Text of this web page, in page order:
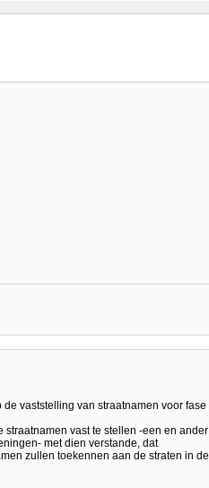
vaststelling van straatnamen voor fase
straatnamen vast te stellen -een en ander
met dien verstande, dat
zullen toekennen aan de straten in de